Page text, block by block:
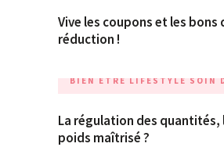
Vive les coupons et les bons
réduction !
BIEN ÊTRE LIFESTYLE SOIN
La régulation des quantités,
poids maîtrisé ?